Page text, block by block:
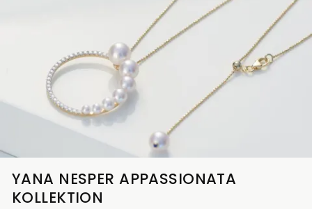
Modelle
PANERAI
Neue
Modelle
Baume
Chopard
Ice
Cube
Verlobungsringe
Eheringe
Vorsteckringe
Seite.
Uhrenservice
Schmuckservice
Danuvina
by
Mühlbacher
Mühlbacher
Kontakt
+49(0)9415027970
SCHREIBEN
KONTAKTFORMULAR
YANA NESPER APPASSIONATA
KOLLEKTION